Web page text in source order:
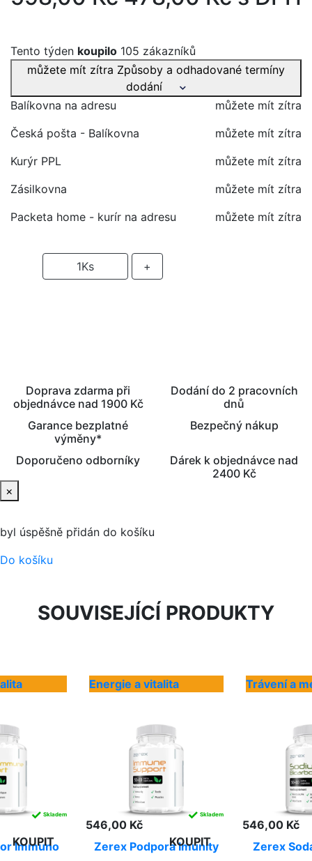
Tento týden koupilo 105 zákazníků
můžete mít zítra Způsoby a odhadované termíny
dodání
Balíkovna na adresu
můžete mít zítra
Česká pošta - Balíkovna
můžete mít zítra
Kurýr PPL
můžete mít zítra
Zásilkovna
můžete mít zítra
Packeta home - kurír na adresu
můžete mít zítra
1Ks +
Doprava zdarma při
objednávce nad 1900 Kč
Dodání do 2 pracovních
dnů
Garance bezplatné
výměny*
Bezpečný nákup
Doporučeno odborníky
Dárek k objednávce nad
2400 Kč
×
byl úspěšně přidán do košíku
Do košíku
SOUVISEJÍCÍ PRODUKTY
Immuno
✓ Skladem
KOUPIT
Energie a vitalita
Zerex Podpora Imunity
546,00 Kč
✓ Skladem
KOUPIT
Trávení a
Zerex
546,00 Kč